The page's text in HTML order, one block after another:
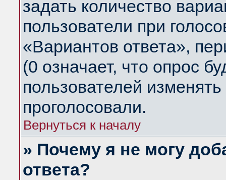
задать количество
пользователи при
«Вариантов ответа»,
(0 означает, что опрос
пользователей
проголосовали.
Вернуться к началу
» Почему я не могу
ответа?